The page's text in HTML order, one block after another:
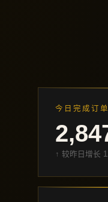
今日完成订
↑ 较昨日增长